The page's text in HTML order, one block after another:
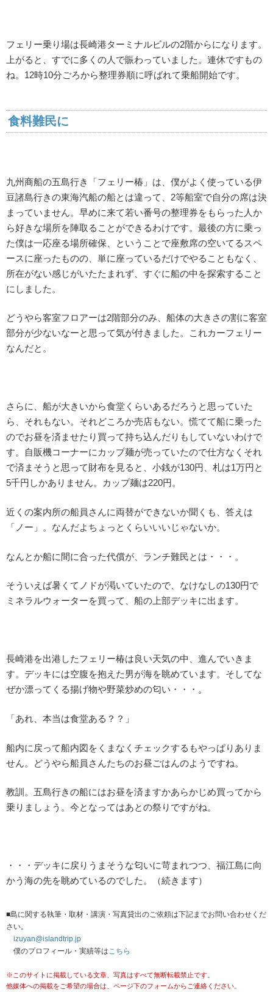
フェリー乗り場は長崎港ターミナルビルの2階からになります。
上がると、すでに多くの人で賑わっていました。連休ですもの
ね。12時10分ごろから整理券順に呼ばれて乗船開始です。
食料難民に
九州商船の五島行き「フェリー椿」は、僕がよく使っている伊
豆諸島行きの東海汽船の船とは違って、2等船室で自分の席は決
まっていません。早めに来て若い番号の整理券をもらった人か
ら好きな場所を陣取ることができるわけです。最後の方に乗っ
た僕は一応座る場所確保、ということで座敷席の空いてるスペ
ースに座ったものの、単に座っているだけでやることもなく、
所在がない感じがいたたまれず、すぐに船の中を探索すること
にしました。
どうやら客室フロアーは2階部分のみ、船体の大きさの割に客室
部分が少ないなーと思って気が付きました。これカーフェリー
なんだと。
さらに、船が大きいから食堂くらいあるだろうと思っていた
ら、それもない。それどころか売店もない。慌てて船に乗った
のでお昼を済ませたり買って持ち込んだりもしていないわけで
す。自販機コーナーにカップ麺が売っていたので仕方なくそれ
で済まそうと思って財布を見ると、小銭が130円、札は1万円と
5千円しかありません。カップ麺は220円。
近くの案内所の船員さんに両替ができないか聞くも、答えは
「ノー」。なんだよちょっとくらいいいじゃないか。
なんとか船に間に合った代償が、ランチ難民とは・・・。
そういえば暑くてノドが渇いていたので、なけなしの130円で
ミネラルウォーターを買って、船の上部デッキに出ます。
長崎港を出港したフェリー椿は良い天気の中、進んでいきま
す。デッキには空腹を抱えた男が海を眺めています。そしてな
ぜか漂ってくる揚げ物や野菜炒めの匂い・・・。
「あれ、本当は食堂ある？？」
船内に戻って船内図をくまなくチェックするもやっぱりありま
せん。どうやら船員さんたちのお昼ごはんのようですね。
教訓。五島行きの船にはお昼を済ますかあらかじめ買ってから
乗りましょう。今となってはあとの祭りですがね。
・・・デッキに戻りうまそうな匂いに苛まれつつ、福江島に向
かう海の先を眺めているのでした。（続きます）
■島に関する執筆・取材・講演・写真貸出のご依頼は下記までお問い合わせくだ
さい。
izuyan@islandtrip.jp
僕のプロフィール・実績等はこちら
※このサイトに掲載している文章、写真はすべて無断転載禁止です。
他媒体への掲載をご希望の場合は、ページ下のフォームからご連絡ください。